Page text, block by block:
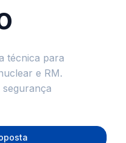
técnica para
e RM.